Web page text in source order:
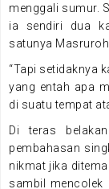
menggali sumur.
ia sendiri dua
satunya
“Tapi setidaknya
yang entah apa
di suatu tempat
Di teras
pembahasan
nikmat jika
sambil mencolek